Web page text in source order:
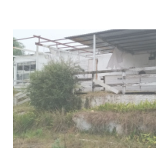
03-08-2026
Actualización sobre la
vacunación contra el
meningococo
03-08-2026
NOTICIAS
NOTICIAS